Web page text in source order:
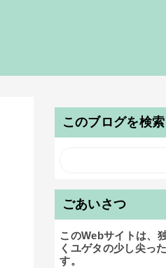
このブログを検索
ごあいさつ
このWebサイトは、
くユゲタの少し尖っ
す。